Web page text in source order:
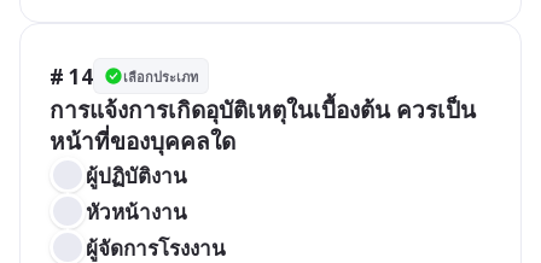
# 14 เลือกประเภท
การแจ้งการเกิดอุบัติเหตุในเบื้องต้น ควรเป็น
หน้าที่ของบุคคลใด
ผู้ปฏิบัติงาน
หัวหน้างาน
ผู้จัดการโรงงาน